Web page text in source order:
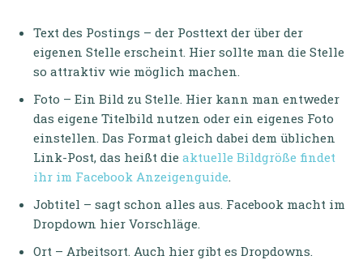
Text des Postings – der Posttext der über der
eigenen Stelle erscheint. Hier sollte man die Stelle
so attraktiv wie möglich machen.
Foto – Ein Bild zu Stelle. Hier kann man entweder
das eigene Titelbild nutzen oder ein eigenes Foto
einstellen. Das Format gleich dabei dem üblichen
Link-Post, das heißt die aktuelle Bildgröße findet
ihr im Facebook Anzeigenguide.
Jobtitel – sagt schon alles aus. Facebook macht im
Dropdown hier Vorschläge.
Ort – Arbeitsort. Auch hier gibt es Dropdowns.